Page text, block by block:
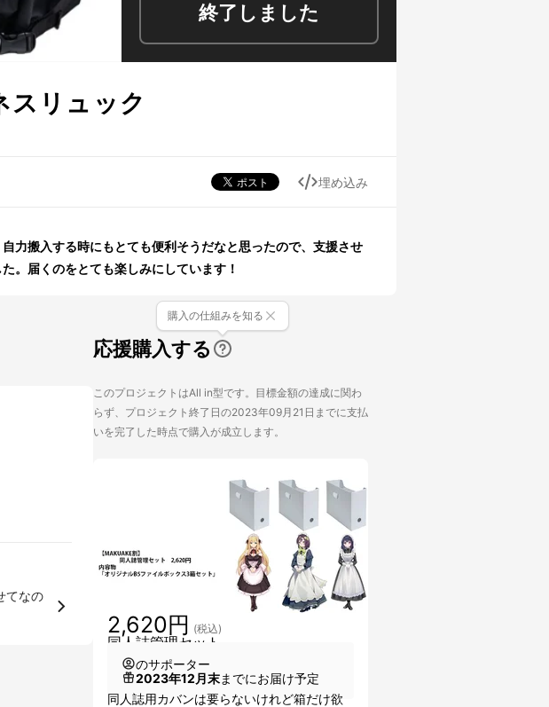
終了しました
スリュック
埋め込み
力搬入する時にもとても便利そうだなと思ったので、支援させ
。届くのをとても楽しみにしています！
応援購入する
購入の仕組みを知る
このプロジェクトはAll in型です。目標金額の達成に関わ
らず、プロジェクト終了日の2023年09月21日までに支払
いを完了した時点で購入が成立します。
同人誌管理セット
2,620円 (税込)
のサポーター
2023年12月末までにお届け予定
同人誌用カバンは要らないけれど箱だけ欲